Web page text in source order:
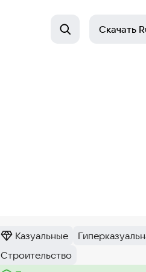
Скачать
Категория:
Казуальные
Тег:
Тег:
Строительство